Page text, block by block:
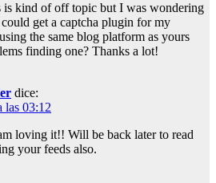
kind of off topic but I was wondering
get a captcha plugin for my
the same blog platform as yours
finding one? Thanks a lot!
dice:
las 03:12
loving it!! Will be back later to read
your feeds also.